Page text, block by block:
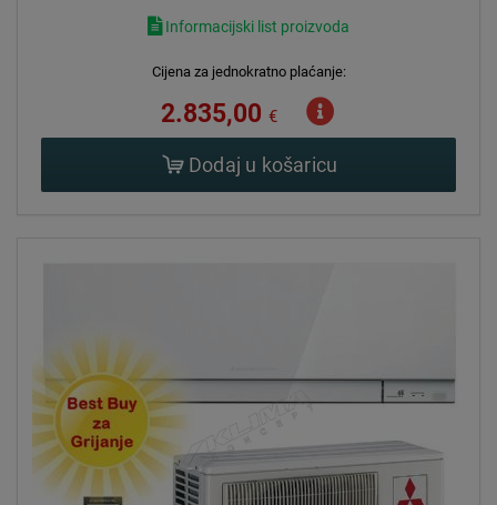
Informacijski list proizvoda
Cijena za jednokratno plaćanje:
2.835,00 €
Dodaj u košaricu